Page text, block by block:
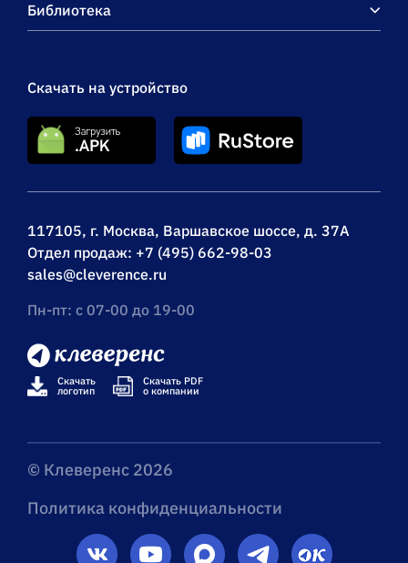
117105, г. Москва, Варшавское шоссе, д. 37А
Отдел продаж: +7 (495) 662-98-03
sales@cleverence.ru
Пн-пт: с 07-00 до 19-00
Скачать на устройство
Скачать
логотип
Скачать PDF
о компании
Библиотека
© Клеверенс 2026
Политика конфиденциальности